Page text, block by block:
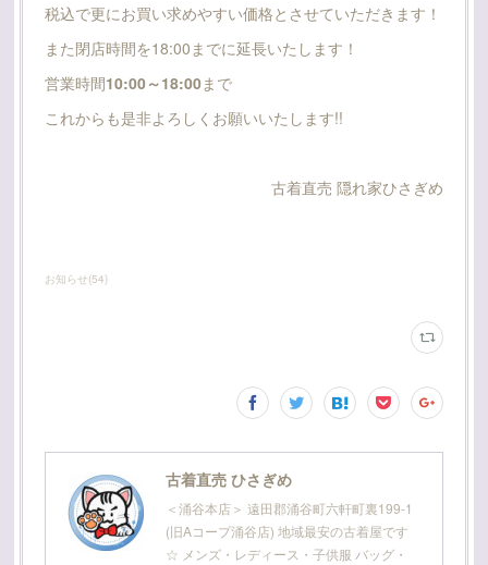
税込で更にお買い求めやすい価格とさせていただきます！
また閉店時間を18:00までに延長いたします！
営業時間10:00～18:00まで
これからも是非よろしくお願いいたします!!
古着直売 隠れ家ひさぎめ
お知らせ(54)
古着直売 ひさぎめ
＜涌谷本店＞ 遠田郡涌谷町六軒町裏199-1
(旧Aコープ涌谷店) 地域最安の古着屋です
☆ メンズ・レディース・子供服 バッグ・